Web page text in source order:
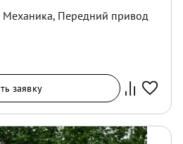
Механика, Передний привод
заявку